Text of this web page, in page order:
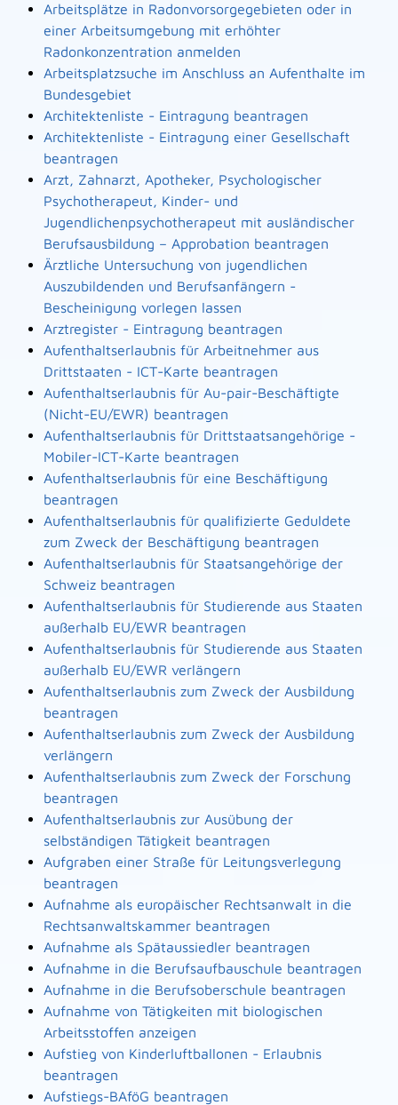
Arbeitsplätze in Radonvorsorgegebieten oder in
einer Arbeitsumgebung mit erhöhter
Radonkonzentration anmelden
Arbeitsplatzsuche im Anschluss an Aufenthalte im
Bundesgebiet
Architektenliste - Eintragung beantragen
Architektenliste - Eintragung einer Gesellschaft
beantragen
Arzt, Zahnarzt, Apotheker, Psychologischer
Psychotherapeut, Kinder- und
Jugendlichenpsychotherapeut mit ausländischer
Berufsausbildung – Approbation beantragen
Ärztliche Untersuchung von jugendlichen
Auszubildenden und Berufsanfängern -
Bescheinigung vorlegen lassen
Arztregister - Eintragung beantragen
Aufenthaltserlaubnis für Arbeitnehmer aus
Drittstaaten - ICT-Karte beantragen
Aufenthaltserlaubnis für Au-pair-Beschäftigte
(Nicht-EU/EWR) beantragen
Aufenthaltserlaubnis für Drittstaatsangehörige -
Mobiler-ICT-Karte beantragen
Aufenthaltserlaubnis für eine Beschäftigung
beantragen
Aufenthaltserlaubnis für qualifizierte Geduldete
zum Zweck der Beschäftigung beantragen
Aufenthaltserlaubnis für Staatsangehörige der
Schweiz beantragen
Aufenthaltserlaubnis für Studierende aus Staaten
außerhalb EU/EWR beantragen
Aufenthaltserlaubnis für Studierende aus Staaten
außerhalb EU/EWR verlängern
Aufenthaltserlaubnis zum Zweck der Ausbildung
beantragen
Aufenthaltserlaubnis zum Zweck der Ausbildung
verlängern
Aufenthaltserlaubnis zum Zweck der Forschung
beantragen
Aufenthaltserlaubnis zur Ausübung der
selbständigen Tätigkeit beantragen
Aufgraben einer Straße für Leitungsverlegung
beantragen
Aufnahme als europäischer Rechtsanwalt in die
Rechtsanwaltskammer beantragen
Aufnahme als Spätaussiedler beantragen
Aufnahme in die Berufsaufbauschule beantragen
Aufnahme in die Berufsoberschule beantragen
Aufnahme von Tätigkeiten mit biologischen
Arbeitsstoffen anzeigen
Aufstieg von Kinderluftballonen - Erlaubnis
beantragen
Aufstiegs-BAföG beantragen